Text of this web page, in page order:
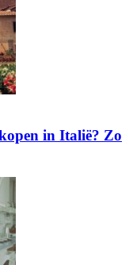
in Italië? Zo